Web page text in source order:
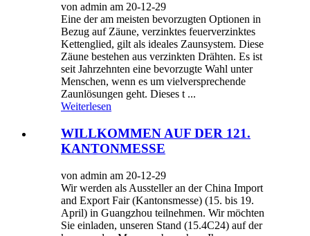
von admin am 20-12-29
Eine der am meisten bevorzugten Optionen in
Bezug auf Zäune, verzinktes feuerverzinktes
Kettenglied, gilt als ideales Zaunsystem. Diese
Zäune bestehen aus verzinkten Drähten. Es ist
seit Jahrzehnten eine bevorzugte Wahl unter
Menschen, wenn es um vielversprechende
Zaunlösungen geht. Dieses t ...
Weiterlesen
WILLKOMMEN AUF DER 121.
KANTONMESSE
von admin am 20-12-29
Wir werden als Aussteller an der China Import
and Export Fair (Kantonsmesse) (15. bis 19.
April) in Guangzhou teilnehmen. Wir möchten
Sie einladen, unseren Stand (15.4C24) auf der